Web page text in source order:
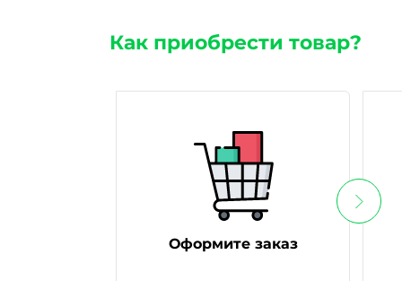
Как приобрести товар?
Оформите заказ